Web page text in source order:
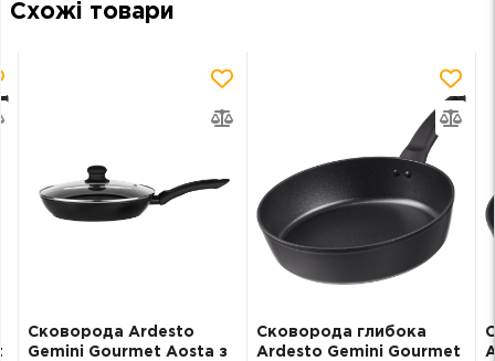
Схожі товари
Сковорода Ardesto
Gemini Gourmet Aosta з
Сковорода глибока
Ardesto Gemini Gourmet